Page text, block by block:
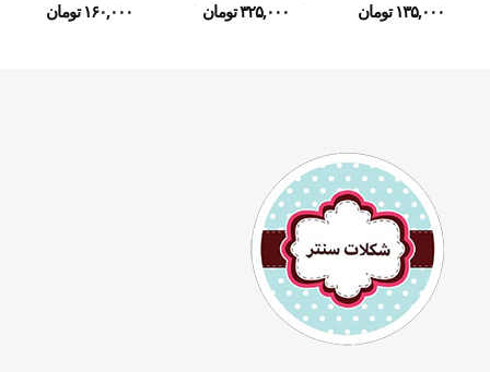
۱۳۵,۰۰۰ تومان ۳۲۵,۰۰۰تومان ۱۶۰,۰۰۰ تومان